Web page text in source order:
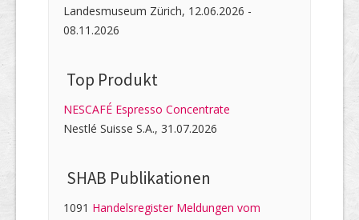
Landesmuseum Zürich, 12.06.2026 -
08.11.2026
Top Produkt
NESCAFÉ Espresso Concentrate
Nestlé Suisse S.A., 31.07.2026
SHAB Publi­kati­onen
1091 Handelsregister Meldungen vom